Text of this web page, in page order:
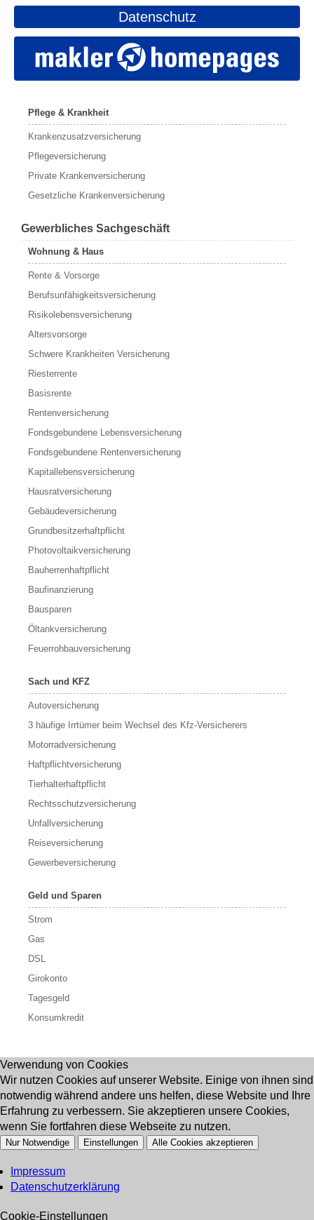
Datenschutz
Pflege & Krankheit
Krankenzusatzversicherung
Pflegeversicherung
Private Krankenversicherung
Gesetzliche Krankenversicherung
Gewerbliches Sachgeschäft
Wohnung & Haus
Rente & Vorsorge
Berufs­unfähigkeitsversicherung
Risikolebensversicherung
Altersvorsorge
Schwere Krankheiten Versicherung
Riesterrente
Basisrente
Rentenversicherung
Fondsgebundene Lebensversicherung
Fondsgebundene Rentenversicherung
Kapitallebensversicherung
Hausratversicherung
Gebäudeversicherung
Grundbesitzerhaftpflicht
Photovoltaikversicherung
Bauherrenhaftpflicht
Baufinanzierung
Bausparen
Öltankversicherung
Feuerrohbauversicherung
Sach und KFZ
Autoversicherung
3 häufige Irrtümer beim Wechsel des Kfz-Versicherers
Motorradversicherung
Haftpflichtversicherung
Tierhalterhaftpflicht
Rechtsschutzversicherung
Unfallversicherung
Reiseversicherung
Gewerbeversicherung
Geld und Sparen
Strom
Gas
DSL
Girokonto
Tagesgeld
Konsumkredit
Verwendung von Cookies
Wir nutzen Cookies auf unserer Website. Einige von ihnen sind
notwendig während andere uns helfen, diese Website und Ihre
Erfahrung zu verbessern. Sie akzeptieren unsere Cookies,
wenn Sie fortfahren diese Webseite zu nutzen.
Nur Notwendige Einstellungen Alle Cookies akzeptieren
Impressum
Datenschutzerklärung
Cookie-Einstellungen